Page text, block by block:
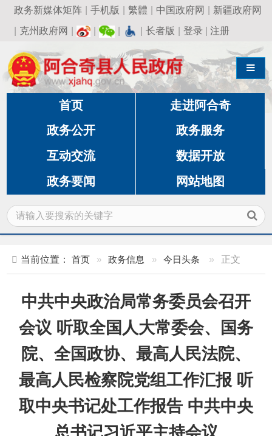
政务新媒体矩阵 | 手机版 繁體 | 中国政府网 | 新疆政府网
克州政府网 | | | 长者版 | 登录|注册
导航切换
首页 走进阿合奇
政务公开 政务服务
互动交流 数据开放
政务要闻 网站地图
当前位置： 首页 » 政务信息 » 今日头条 » 正文
中共中央政治局常务委员会召开
会议 听取全国人大常委会、国务
院、全国政协、最高人民法院、
最高人民检察院党组工作汇报 听
取中央书记处工作报告 中共中央
总书记习近平主持会议
中国
发
2026-01-
151